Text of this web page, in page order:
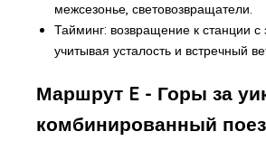
межсезонье, световозвращатели.
Тайминг: возвращение к станции с
учитывая усталость и встречный
Маршрут E - Горы за
комбинированный